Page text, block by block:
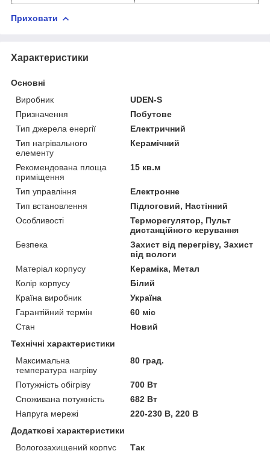
Приховати
Характеристики
Основні
Виробник
UDEN-S
Призначення
Побутове
Тип джерела енергії
Електричний
Тип нагрівального
елементу
Керамічний
Рекомендована площа
приміщення
15 кв.м
Тип управління
Електронне
Тип встановлення
Підлоговий, Настінний
Особливості
Терморегулятор, Пульт
дистанційного керування
Безпека
Захист від перегріву, Захист
від вологи
Матеріал корпусу
Кераміка, Метал
Колір корпусу
Білий
Країна виробник
Україна
Гарантійний термін
60 міс
Стан
Новий
Технічні характеристики
Максимальна
температура нагріву
80 град.
Потужність обігріву
700 Вт
Споживана потужність
682 Вт
Напруга мережі
220-230 В, 220 В
Додаткові характеристики
Вологозахищений корпус
Так